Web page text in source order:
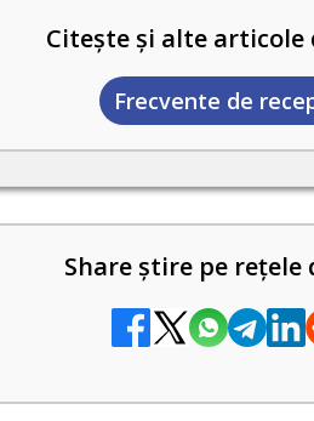
Citește și alte
Frecvente de
Share știre pe rețele